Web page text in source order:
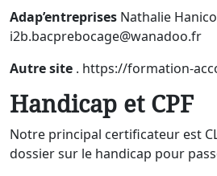
Adap’entreprises Nathalie
i2b.bacprebocage@wanadoo.fr
Autre site . https://formation-
Handicap et CPF
Notre principal certificateur est
dossier sur le handicap pour